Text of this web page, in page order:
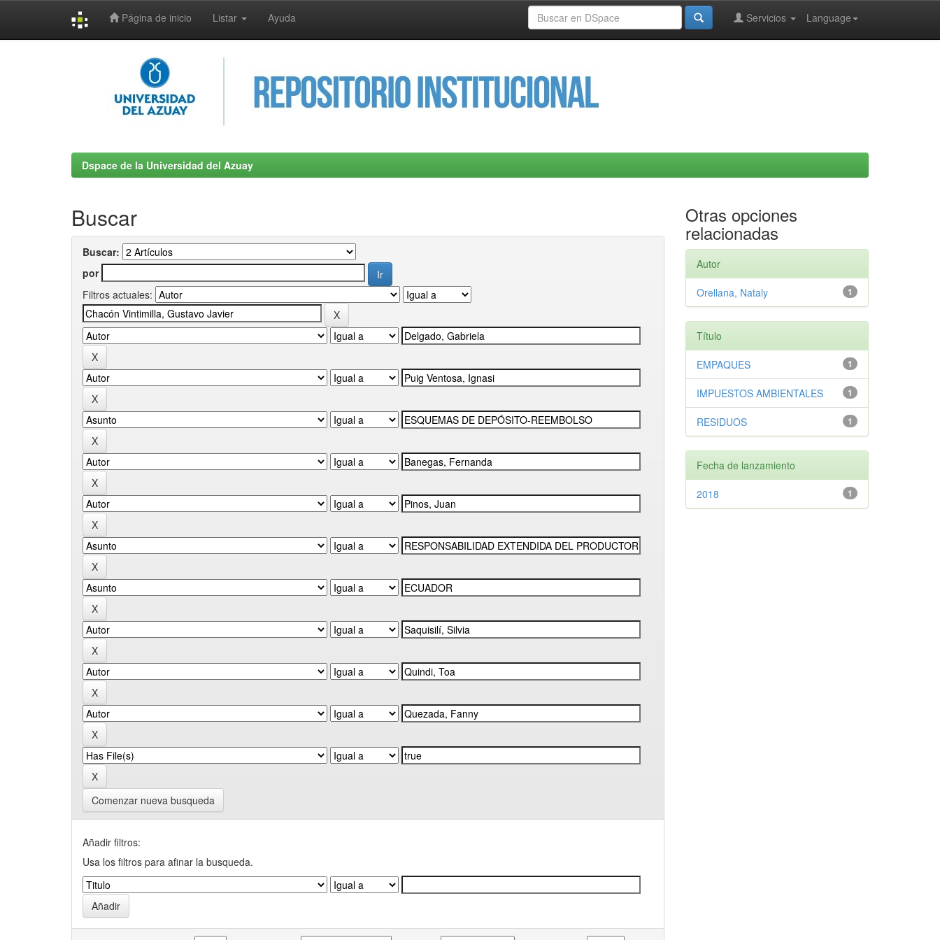
Página de inicio Listar Ayuda Language
Servicios
Dspace de la Universidad del Azuay
Buscar
Buscar:
por
Filtros actuales:
Comenzar nueva busqueda
Añadir filtros:
Usa los filtros para afinar la busqueda.
Otras opciones
relacionadas
Autor
1
Orellana, Nataly
Título
1
EMPAQUES
1
IMPUESTOS AMBIENTALES
1
RESIDUOS
Fecha de lanzamiento
1
2018